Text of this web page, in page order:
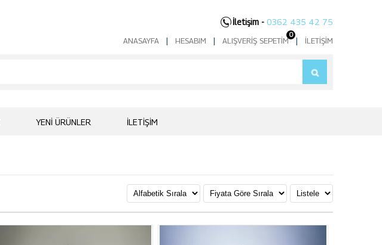
ANASAYFA | HESABIM | ALIŞVERIŞ SEPETIM| İLETIŞIM
İletişim - 0362 435 42 75
0
YENI ÜRÜNLER İLETIŞIM